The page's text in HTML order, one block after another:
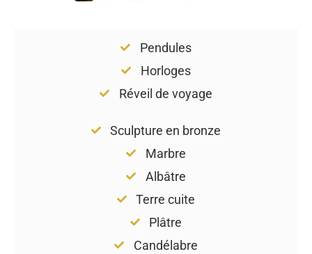
Pendules
Horloges
Réveil de voyage
Sculpture en bronze
Marbre
Albâtre
Terre cuite
Plâtre
Candélabre